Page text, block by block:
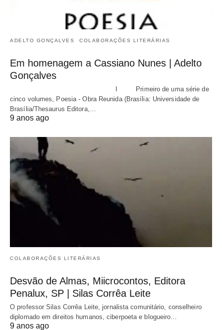
ADELTO GONÇALVES COLABORAÇÕES LITERÁRIAS
Em homenagem a Cassiano Nunes | Adelto
Gonçalves
I Primeiro de uma série de
cinco volumes, Poesia - Obra Reunida (Brasília: Universidade de
Brasília/Thesaurus Editora,…
9 anos ago
COLABORAÇÕES LITERÁRIAS
Desvão de Almas, Miicrocontos, Editora
Penalux, SP | Silas Corrêa Leite
O professor Silas Corrêa Leite, jornalista comunitário, conselheiro
diplomado em direitos humanos, ciberpoeta e blogueiro…
9 anos ago